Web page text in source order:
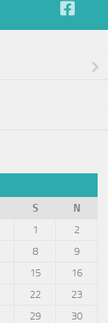
S
N
1
2
8
9
15
16
22
23
29
30